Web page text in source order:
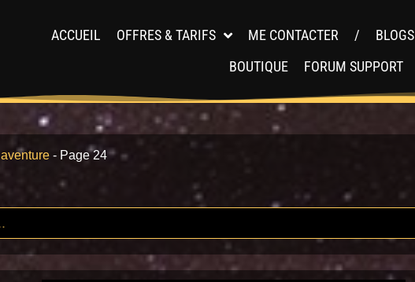
ACCUEIL OFFRES & TARIFS ME CONTACTER / BLOGS
BOUTIQUE
FORUM SUPPORT
aventure - Page 24